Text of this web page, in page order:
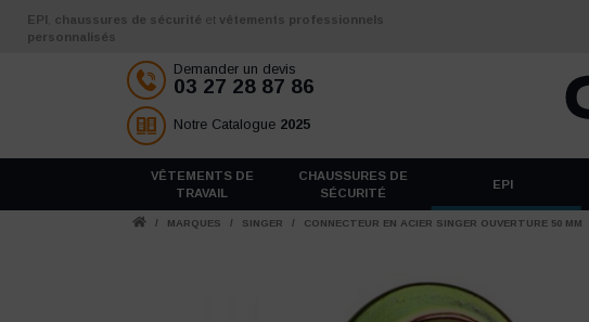
Aller au contenu
EPI chaussures de sécurité et vêtements professionnels
personnalisés
Demander un devis
03 27 28 87 86
Notre Catalogue 2025
VÊTEMENTS DE
TRAVAIL
CHAUSSURES DE
SÉCURITÉ
EPI
/ MARQUES / SINGER / CONNECTEUR EN ACIER SINGER OUVERTURE 50 MM